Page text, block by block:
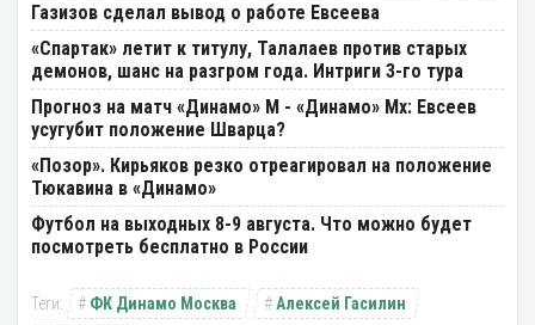
Газизов сделал вывод о работе Евсеева
«Спартак» летит к титулу, Талалаев против старых
демонов, шанс на разгром года. Интриги 3-го тура
Прогноз на матч «Динамо» М - «Динамо» Мх: Евсеев
усугубит положение Шварца?
«Позор». Кирьяков резко отреагировал на положение
Тюкавина в «Динамо»
Футбол на выходных 8-9 августа. Что можно будет
посмотреть бесплатно в России
ФК Динамо Москва
Алексей Гасилин